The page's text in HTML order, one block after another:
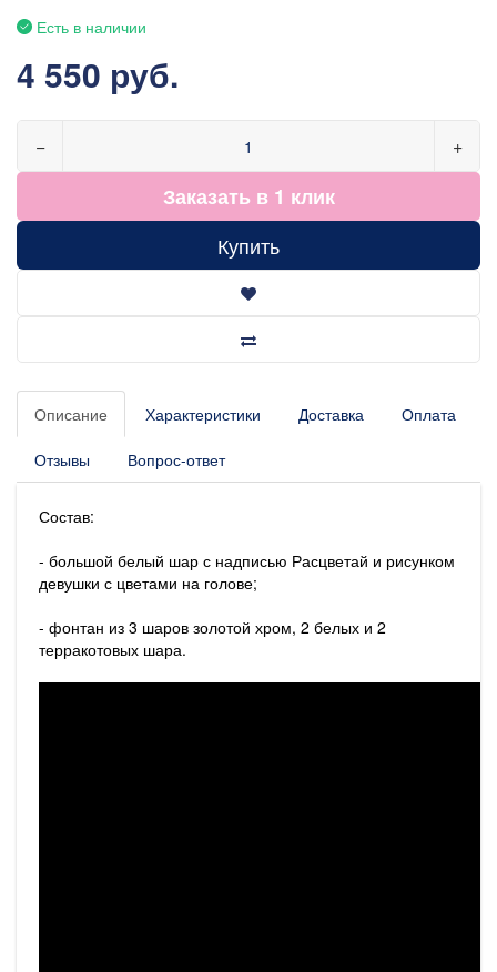
Есть в наличии
4 550 руб.
− +
Заказать в 1 клик
Купить
Описание Характеристики Доставка Оплата
Отзывы Вопрос-ответ
Состав:
- большой белый шар с надписью Расцветай и рисунком
девушки с цветами на голове;
- фонтан из 3 шаров золотой хром, 2 белых и 2
терракотовых шара.